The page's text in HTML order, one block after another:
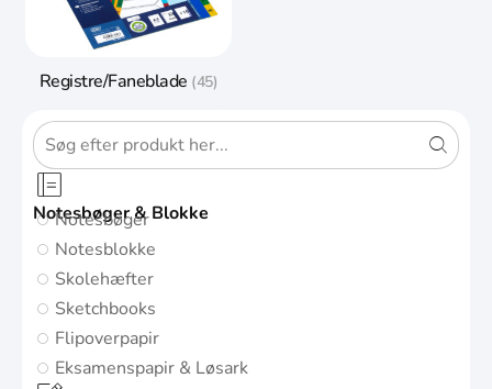
Notesbøger & Blokke
Notesbøger
Notesblokke
Skolehæfter
Sketchbooks
Flipoverpapir
Eksamenspapir & Løsark
Registre/Faneblade (45)